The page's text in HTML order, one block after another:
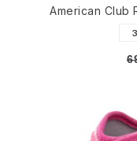
American Club